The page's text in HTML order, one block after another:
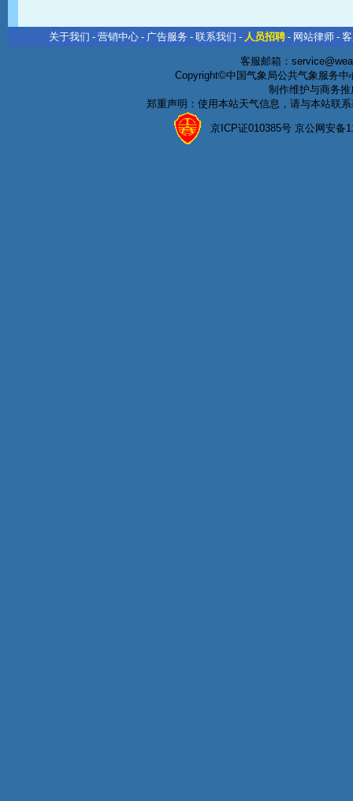
关于我们 - 营销中心 - 广告服务 - 联系我们 - 人员招聘 - 网站律师 -
客服邮箱：
Copyright©中国气象局公共气象服务
制作维护与商务推
郑重声明：使用本站天气信息，请与本站联
京ICP证010385号 京公网安备